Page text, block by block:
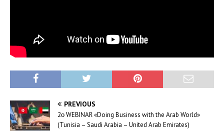
PREVIOUS
2ο WEBINAR «Doing Business with the Arab World»
(Tunisia – Saudi Arabia – United Arab Emirates)